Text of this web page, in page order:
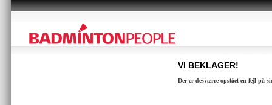
VI BEKLAGER!
Der er desværre opstået en fejl på